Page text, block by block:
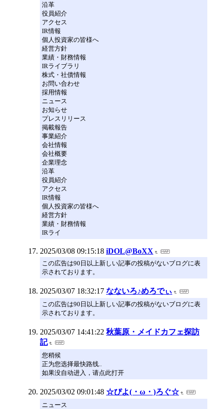
沿革
役員紹介
アクセス
IR情報
個人投資家の皆様へ
経営方針
業績・財務情報
IRライブラリ
株式・社債情報
お問い合わせ
採用情報
ニュース
お知らせ
プレスリリース
掲載報告
事業紹介
会社情報
会社概要
企業理念
沿革
役員紹介
アクセス
IR情報
個人投資家の皆様へ
経営方針
業績・財務情報
IRライ
2025/03/08 09:15:18 iDOL@BoXX
この広告は90日以上新しい記事の投稿がないブログに表
示されております。
2025/03/07 18:32:17 なないろ♪めろでぃ
この広告は90日以上新しい記事の投稿がないブログに表
示されております。
2025/03/07 14:41:22 秋葉原・メイドカフェ探訪
記
您稍候
正为您选择最快路线..
如果没自动进入，请点此打开
2025/03/02 09:01:48 ☆ぴよ(・ω・)ろぐ☆
ニュース